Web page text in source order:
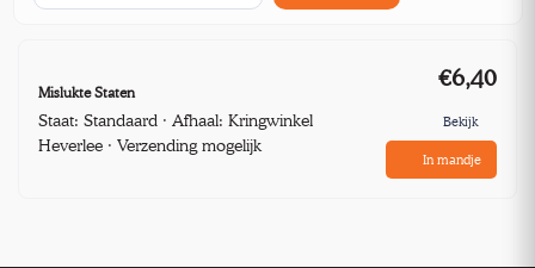
Mislukte Staten
Staat: Standaard · Afhaal: Kringwinkel
Heverlee · Verzending mogelijk
€6,40
Bekijk
In mandje